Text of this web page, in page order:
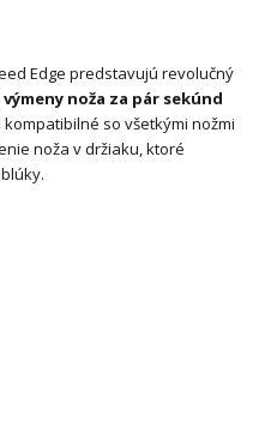
​​Edge predstavujú revolučný
noža za pár sekúnd
kompatibilné so všetkými nožmi
noža v držiaku, ktoré